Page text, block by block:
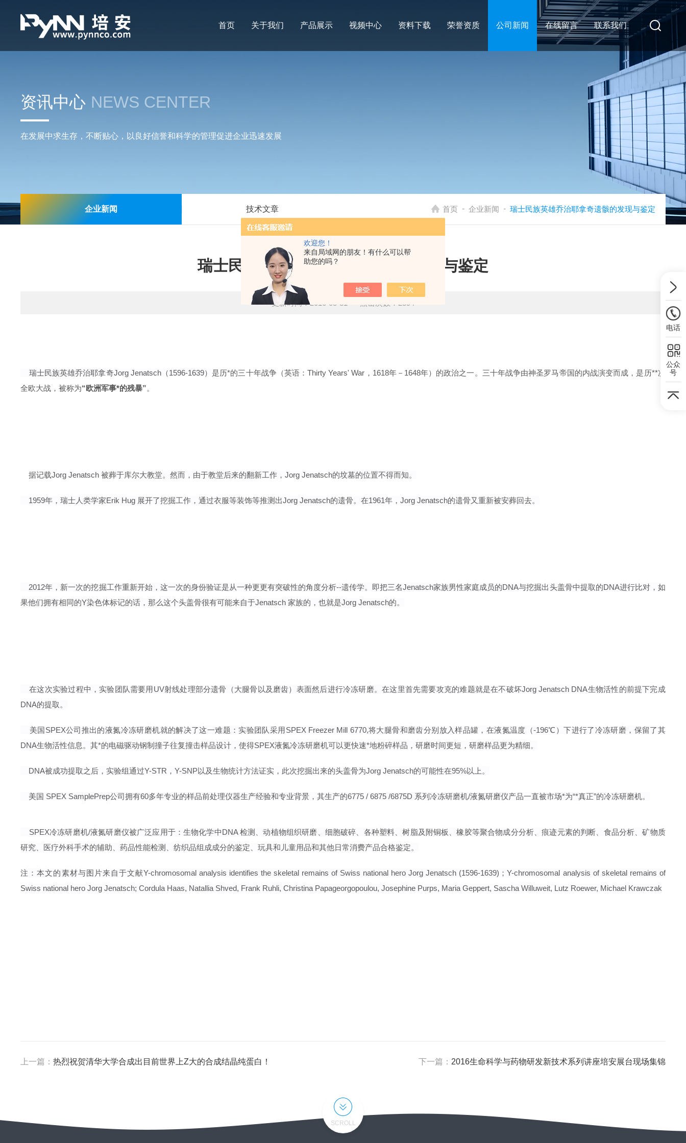
欢迎您！
来自局域网的朋友！有什么可以帮
助您的吗？
首页 关于我们 产品展示 视频中心 资料下载 荣誉资质 公司新闻 在线留言 联系我们
资讯中心 NEWS CENTER
在发展中求生存，不断贴心，以良好信誉和科学的管理促进企业迅速发展
首页 - 企业新闻 - 瑞士民族英雄乔治耶拿奇遗骸的发现与鉴定
企业新闻 技术文章
瑞士民族英雄乔治耶拿奇遗骸的发现与鉴定
更新时间：2016-05-31 点击次数：2394
瑞士民族英雄乔治耶拿奇Jorg Jenatsch（1596-1639） 是历*的三十年战争（英语：Thirty Years' War，1618年－1648年）的政治之一。三十年战争由神圣罗马帝国的内战演变而成， 是 历**次
全欧大战 ，被称为“欧洲军事*的残暴”。
据记载Jorg Jenatsch 被葬于库尔大教堂。然而，由于教堂后来的翻新工作，Jorg Jenatsch的坟墓的位置不得而知。
1959年，瑞士人类学家Erik Hug 展开了挖掘工作，通过衣服等装饰等推测出Jorg Jenatsch的遗骨。在1961年，Jorg Jenatsch的遗骨又重新被安葬回去。
2012年，新一次的挖掘工作重新开始，这一次的身份验证是从一种更更有突破性的角度分析--遗传学。 即把三名Jenatsch家族男性家庭成员的DNA与挖掘出头盖骨中提取的DNA进行比对，如
果他们拥有相同的Y染色体标记的话，那么这个头盖骨很有可能来自于Jenatsch 家族的，也就是Jorg Jenatsch的。
在这次实验过程中，实验团队需要用UV射线处理部分遗骨（大腿骨以及磨齿）表面然后进行冷冻研磨。在这里首先需要攻克的难题就是在不破坏Jorg Jenatsch DNA生物活性的前提下完成
DNA的提取。
美国SPEX公司推出的液氮冷冻研磨机就的解决了这一难题：实验团队采用 SPEX Freezer Mill 6770,将大腿骨和磨齿分别放入样品罐，在液氮温度（-196℃）下进行了冷冻研磨，保留了其
DNA生物活性信息。其*的电磁驱动钢制撞子往复撞击样品设计，使得SPEX液氮冷冻研磨机可以更快速*地粉碎样品，研磨时间更短，研磨样品更为精细。
DNA被成功提取之后，实验组通过Y-STR，Y-SNP以及生物统计方法证实，此次挖掘出来的头盖骨为Jorg Jenatsch的可能性在95%以上。
美国 SPEX SamplePrep公司拥有60多年专业的样品前处理仪器生产经验和专业背景，其生产的6775 / 6875 /6875D 系列冷冻研磨机/液氮研磨仪产品一直被市场*为“*真正”的冷冻研磨机。
SPEX冷冻研磨机/液氮研磨仪被广泛应用于：生物化学中DNA 检测、动植物组织研磨、细胞破碎、各种塑料、树脂及附铜板、橡胶等聚合物成分分析、痕迹元素的判断、食品分析、矿物质
研究、医疗外科手术的辅助、药品性能检测、纺织品组成成分的鉴定、玩具和儿童用品和其他日常消费产品合格鉴定。
注：本文的素材与图片来自于文献Y-chromosomal analysis identifies the skeletal remains of Swiss national hero Jorg Jenatsch (1596-1639)；Y-chromosomal analysis of skeletal remains of
Swiss national hero Jorg Jenatsch; Cordula Haas, Natallia Shved, Frank Ruhli, Christina Papageorgopoulou, Josephine Purps, Maria Geppert, Sascha Willuweit, Lutz Roewer, Michael Krawczak
上一篇：热烈祝贺清华大学合成出目前世界上Z大的合成结晶纯蛋白！ 下一篇： 2016生命科学与药物研发新技术系列讲座培安展台现场集锦
SCROLL
电话
公众
号